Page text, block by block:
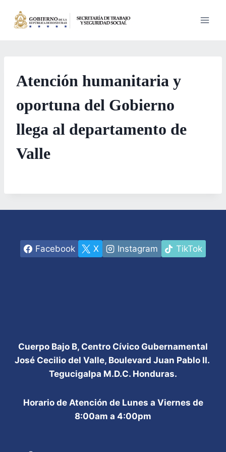
Atención humanitaria y
oportuna del Gobierno
llega al departamento de
Valle
Facebook X Instagram TikTok
Cuerpo Bajo B, Centro Cívico Gubernamental
José Cecilio del Valle, Boulevard Juan Pablo II.
Tegucigalpa M.D.C. Honduras.
Horario de Atención de Lunes a Viernes de
8:00am a 4:00pm